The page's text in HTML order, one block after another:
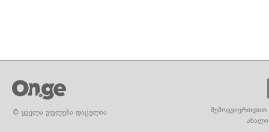
© ყველა უფლება დაცულია
შემოგვიერთდით
ახალი